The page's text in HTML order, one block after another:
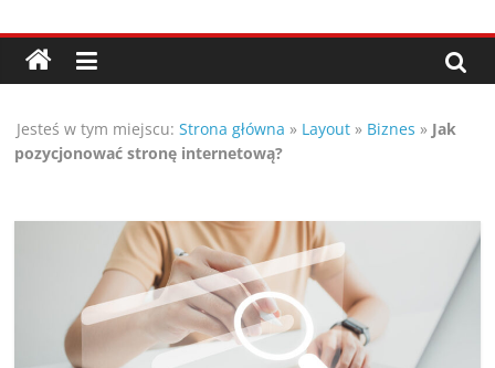
do
treści
Porady,
wskazówki
oraz
ciekawe
rady
Jesteś w tym miejscu: Strona główna » Layout » Biznes » Jak
pozycjonować stronę internetową?